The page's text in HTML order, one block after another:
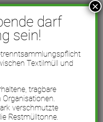
darf
sein!
Textilmüll und
tragbare
verschmutzte
Restmülltonne.
×